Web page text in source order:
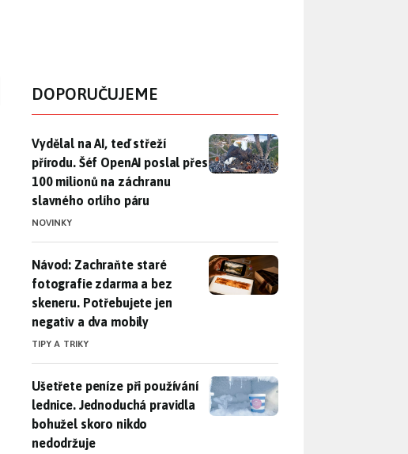
DOPORUČUJEME
Vydělal na AI, teď střeží přírodu. Šéf OpenAI poslal přes 100
Vydělal na AI, teď střeží
přírodu. Šéf OpenAI poslal přes
100 milionů na záchranu
slavného orlího páru
NOVINKY
Návod: Zachraňte staré fotografie zdarma a bez skeneru.
Návod: Zachraňte staré
fotografie zdarma a bez
skeneru. Potřebujete jen
negativ a dva mobily
TIPY A TRIKY
Ušetřete peníze při používání lednice. Jednoduchá pravidla
Ušetřete peníze při používání
lednice. Jednoduchá pravidla
bohužel skoro nikdo
nedodržuje